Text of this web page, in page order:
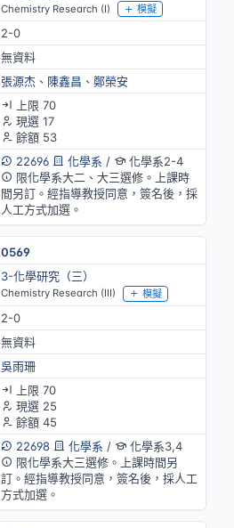
Chemistry Research (I) 模擬
2-0
無資料
張源杰 、 陳鑫昌 、 鄭榮安
上限 70
現選 17
餘額 53
22696
化學系 /
化學系2-4
限化學系大二、大三選修。上課時
間另訂。經指導教授同意，簽名後，採
人工方式加選。
0569
3-化學研究（三）
Chemistry Research (III) 模擬
2-0
無資料
吳雨珊
上限 70
現選 25
餘額 45
22698
化學系 /
化學系3,4
限化學系大三選修。上課時間另
訂。經指導教授同意，簽名後，採人工
方式加選。